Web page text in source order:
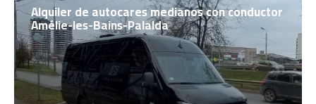
Alquiler de autocares medianos con conductor
Amélie-les-Bains-Palalda